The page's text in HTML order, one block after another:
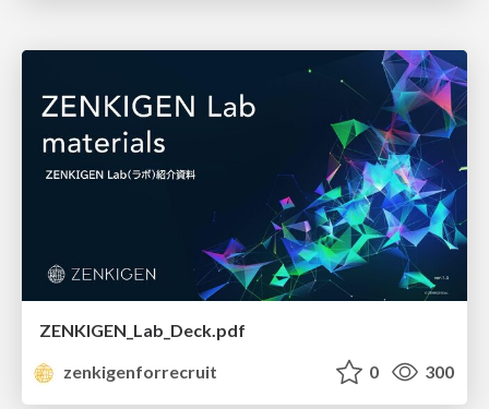
ZENKIGEN_Lab_Deck.pdf
zenkigenforrecruit
0 300